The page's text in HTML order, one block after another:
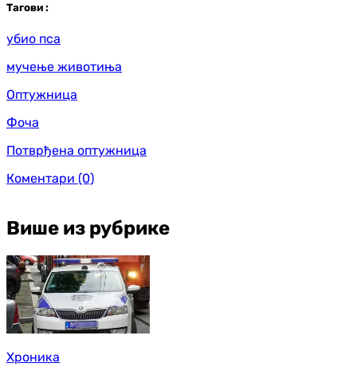
Тагови :
убио пса
мучење животиња
Оптужница
Фоча
Потврђена оптужница
Коментари (0)
Више из рубрике
Хроника